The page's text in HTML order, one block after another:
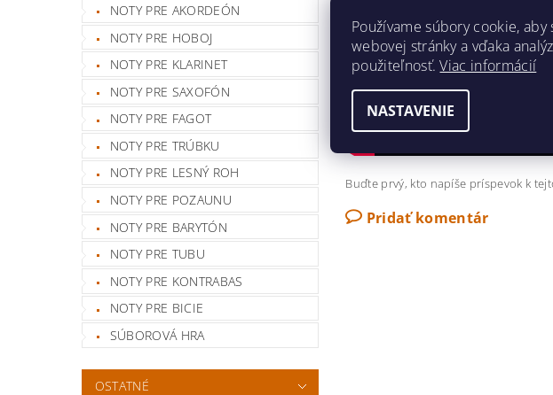
NOTY PRE AKORDEÓN
NOTY PRE HOBOJ
NOTY PRE KLARINET
NOTY PRE SAXOFÓN
NOTY PRE FAGOT
NOTY PRE TRÚBKU
NOTY PRE LESNÝ ROH
NOTY PRE POZAUNU
NOTY PRE BARYTÓN
NOTY PRE TUBU
NOTY PRE KONTRABAS
NOTY PRE BICIE
SÚBOROVÁ HRA
OSTATNÉ
Buďte prvý, kto napíše príspevok k
Pridať komentár
Používame súbory cookie,
webovej stránky a vďaka
použiteľnosť.Viac informácií
NASTAVENIE